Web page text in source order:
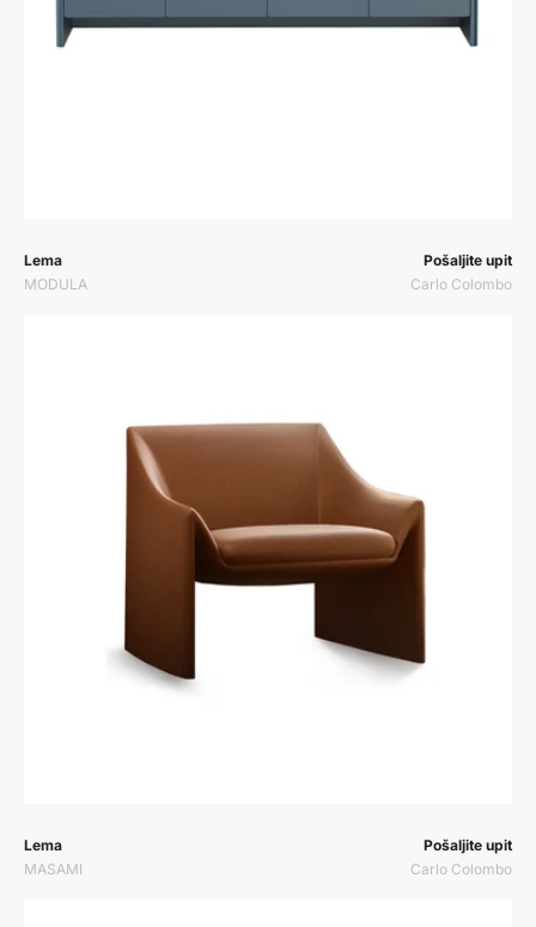
Prodavač:
Lema
MODULA
Prodavač:
Pošaljite upit
Carlo Colombo
Prodavač:
Lema
MASAMI
Prodavač:
Pošaljite upit
Carlo Colombo